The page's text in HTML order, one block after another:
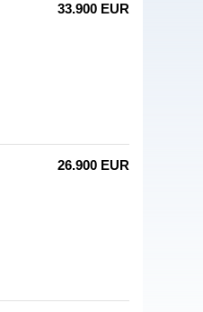
33.900 EUR
26.900 EUR